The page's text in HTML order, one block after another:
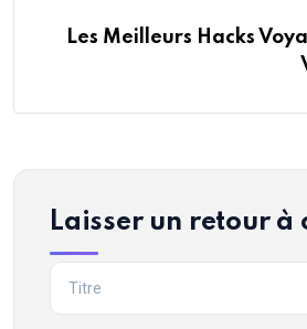
Les Meilleurs Hacks
Laisser un retour à